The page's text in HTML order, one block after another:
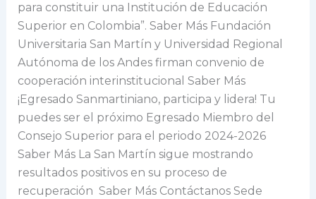
para constituir una Institución de Educación
Superior en Colombia”. Saber Más Fundación
Universitaria San Martín y Universidad Regional
Autónoma de los Andes firman convenio de
cooperación interinstitucional Saber Más
¡Egresado Sanmartiniano, participa y lidera! Tu
puedes ser el próximo Egresado Miembro del
Consejo Superior para el periodo 2024-2026
Saber Más La San Martín sigue mostrando
resultados positivos en su proceso de
recuperación Saber Más Contáctanos Sede